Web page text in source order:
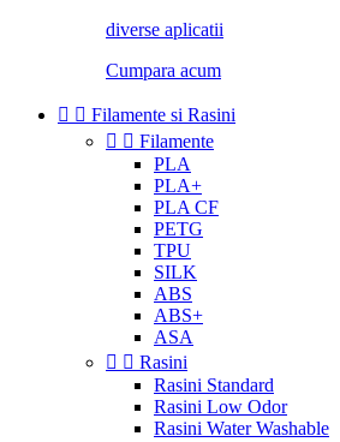
diverse aplicatii
Cumpara acum
  Filamente si Rasini
  Filamente
PLA
PLA+
PLA CF
PETG
TPU
SILK
ABS
ABS+
ASA
  Rasini
Rasini Standard
Rasini Low Odor
Rasini Water Washable